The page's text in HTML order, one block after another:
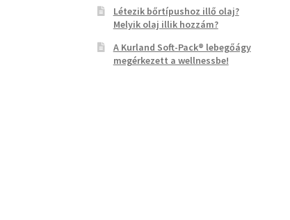
Létezik bőrtípushoz illő olaj?
Melyik olaj illik hozzám?
A Kurland Soft-Pack® lebegőágy
megérkezett a wellnessbe!